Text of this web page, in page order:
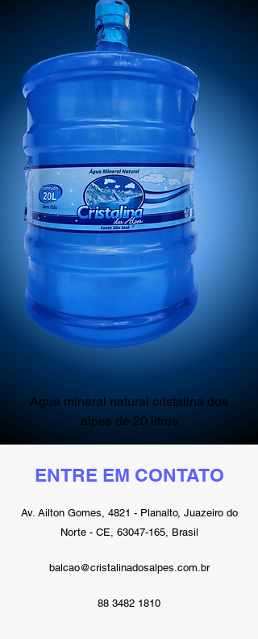
Agua mineral natural cristalina dos
alpes de 20 litros
ENTRE EM CONTATO
Av. Ailton Gomes, 4821 - Planalto, Juazeiro do
Norte - CE, 63047-165, Brasil
balcao@cristalinadosalpes.com.br
88 3482 1810